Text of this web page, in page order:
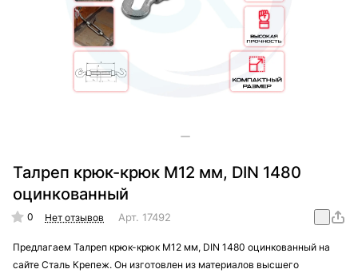
Талреп крюк-крюк М12 мм, DIN 1480
оцинкованный
0 Нет отзывов Арт. 17492
Предлагаем Талреп крюк-крюк М12 мм, DIN 1480 оцинкованный на
сайте Сталь Крепеж. Он изготовлен из материалов высшего